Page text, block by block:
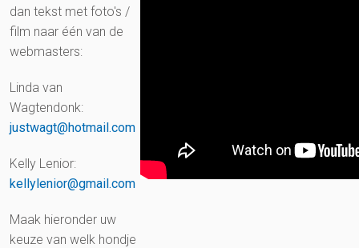
dan tekst met foto's /
film naar één van de
webmasters:
Linda van
Wagtendonk:
justwagt@hotmail.com
Kelly Lenior:
kellylenior@gmail.com
Maak hieronder uw
keuze van welk hondje